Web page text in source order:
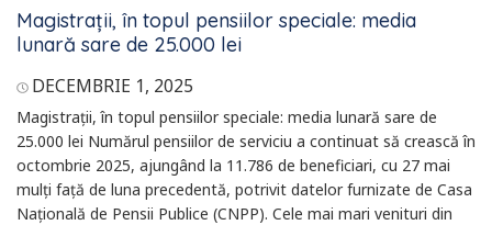
Magistrații, în topul pensiilor speciale: media
lunară sare de 25.000 lei
DECEMBRIE 1, 2025
Magistrații, în topul pensiilor speciale: media lunară sare de
25.000 lei Numărul pensiilor de serviciu a continuat să crească în
octombrie 2025, ajungând la 11.786 de beneficiari, cu 27 mai
mulți față de luna precedentă, potrivit datelor furnizate de Casa
Națională de Pensii Publice (CNPP). Cele mai mari venituri din